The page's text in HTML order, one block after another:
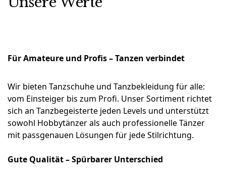
Für Amateure und Profis – Tanzen verbindet
Wir bieten Tanzschuhe und Tanzbekleidung für alle:
vom Einsteiger bis zum Profi. Unser Sortiment richtet
sich an Tanzbegeisterte jeden Levels und unterstützt
sowohl Hobbytänzer als auch professionelle Tänzer
mit passgenauen Lösungen für jede Stilrichtung.
Gute Qualität – Spürbarer Unterschied